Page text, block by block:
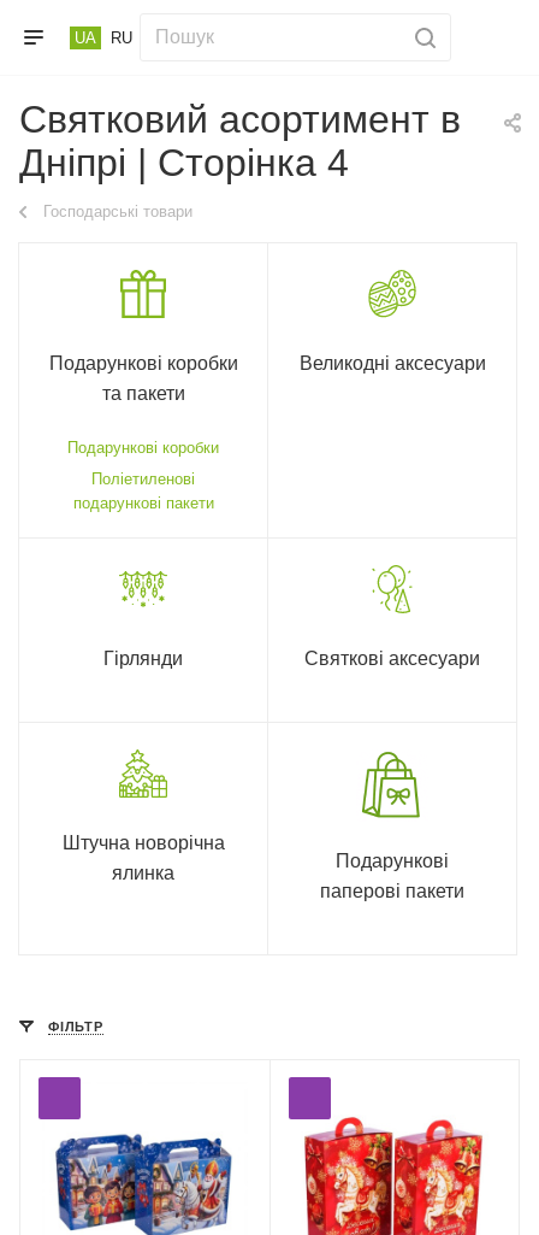
UA RU
Святковий асортимент в
Дніпрі | Сторінка 4
Господарські товари
Подарункові коробки
та пакети
Подарункові коробки
Поліетиленові
подарункові пакети
Великодні аксесуари
Гірлянди Святкові аксесуари
Штучна новорічна
ялинка
Подарункові
паперові пакети
ФІЛЬТР